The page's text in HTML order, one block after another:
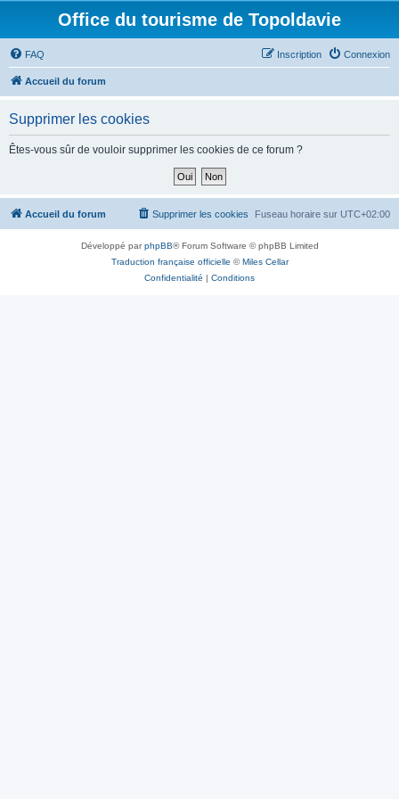
Office du tourisme de Topoldavie
FAQ Connexion
Inscription
Accueil du forum
Supprimer les cookies
Êtes-vous sûr de vouloir supprimer les cookies de ce forum ?
Accueil du forum Fuseau horaire sur UTC+02:00
Supprimer les cookies
Développé parphpBB® Forum Software © phpBB Limited
Traduction française officielle ©Miles Cellar
Confidentialité | Conditions